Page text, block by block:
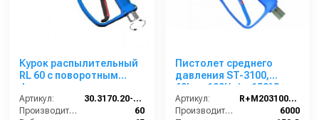
Курок распылительный
RL 60 с поворотным
фитингом, нерж. сталь;
вход 1/2г, выход
байонет ST-200
Артикул:
30.3170.20-ST
Производительность (л/мин):
60
Пистолет среднего
давления ST-3100,
60bar, 100l/min, 150°C,
1/2внут-ST 3100 муфта,
нерж.сталь
Артикул:
R+M203100810
Производительность (л/ч):
6000